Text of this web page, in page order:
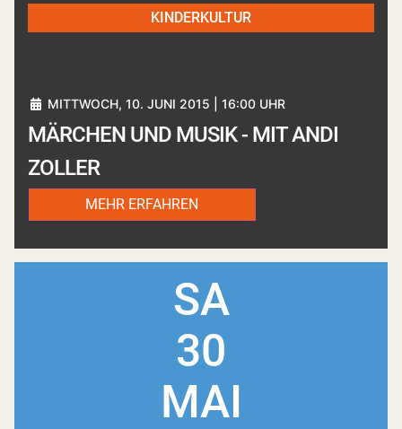
KINDERKULTUR
MITTWOCH, 10. JUNI 2015 | 16:00 UHR
MÄRCHEN UND MUSIK - MIT ANDI
ZOLLER
MEHR ERFAHREN
SA
30
MAI